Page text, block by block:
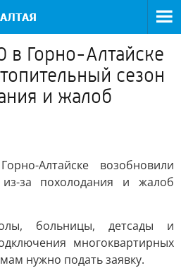
в Горно-Алтайске
сезон
и жалоб
Алтайске возобновили
за похолодания и жалоб
больницы, детсады и
многоквартирных
нужно подать заявку.